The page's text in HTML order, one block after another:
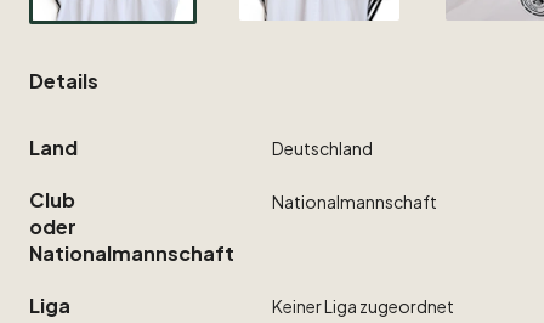
Details
Land Deutschland
Club
oder
Nationalmannschaft
Nationalmannschaft
Liga KeinerLiga zugeordnet